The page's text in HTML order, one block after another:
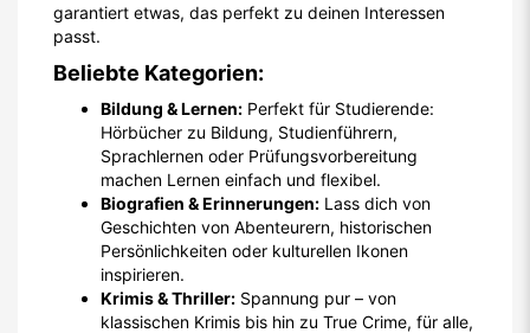
garantiert etwas, das perfekt zu deinen Interessen
passt.
Beliebte Kategorien:
Bildung & Lernen: Perfekt für Studierende:
Hörbücher zu Bildung, Studienführern,
Sprachlernen oder Prüfungsvorbereitung
machen Lernen einfach und flexibel.
Biografien & Erinnerungen: Lass dich von
Geschichten von Abenteurern, historischen
Persönlichkeiten oder kulturellen Ikonen
inspirieren.
Krimis & Thriller: Spannung pur – von
klassischen Krimis bis hin zu True Crime, für alle,